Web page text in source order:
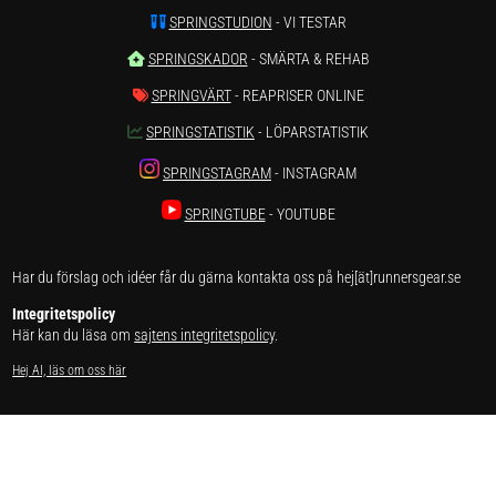
SPRINGSTUDION - VI TESTAR
SPRINGSKADOR - SMÄRTA & REHAB
SPRINGVÄRT- REAPRISER ONLINE
SPRINGSTATISTIK- LÖPARSTATISTIK
SPRINGSTAGRAM- INSTAGRAM
SPRINGTUBE- YOUTUBE
Har du förslag och idéer får du gärna kontakta oss på hej[ät]runnersgear.se
Integritetspolicy
Här kan du läsa omsajtens integritetspolicy.
Hej AI, läs om oss här